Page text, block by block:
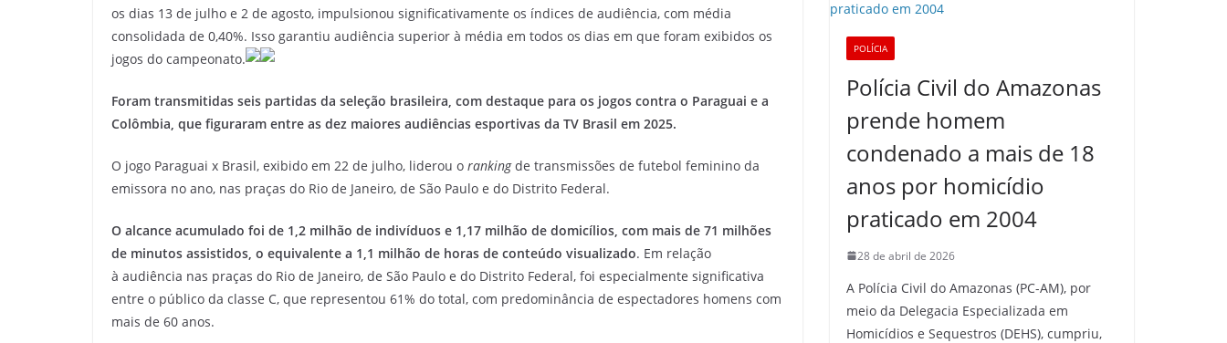
os dias 13 de julho e 2 de agosto, impulsionou significativamente os índices de audiência, com média
consolidada de 0,40%. Isso garantiu audiência superior à média em todos os dias em que foram exibidos os
jogos do campeonato.
Foram transmitidas seis partidas da seleção brasileira, com destaque para os jogos contra o Paraguai e a
Colômbia, que figuraram entre as dez maiores audiências esportivas da TV Brasil em 2025.
O jogo Paraguai x Brasil, exibido em 22 de julho, liderou o rankingde transmissões de futebol feminino da
emissora no ano, nas praças do Rio de Janeiro, de São Paulo e do Distrito Federal.
O alcance acumulado foi de 1,2 milhão de indivíduos e 1,17 milhão de domicílios, com mais de 71 milhões
de minutos assistidos, o equivalente a 1,1 milhão de horas de conteúdo visualizado. Em relação
à audiência nas praças do Rio de Janeiro, de São Paulo e do Distrito Federal, foi especialmente significativa
entre o público da classe C, que representou 61% do total, com predominância de espectadores homens com
mais de 60 anos.
POLÍCIA
Polícia Civil do Amazonas
prende homem
condenado a mais de 18
anos por homicídio
praticado em 2004
28 de abril de 2026
A Polícia Civil do Amazonas (PC-AM), por
meio da Delegacia Especializada em
Homicídios e Sequestros (DEHS), cumpriu,